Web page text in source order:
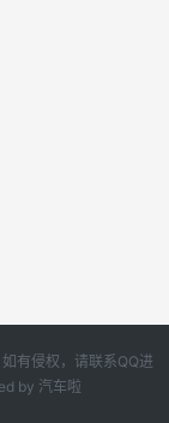
有侵权，请联系QQ进
by 汽车啦